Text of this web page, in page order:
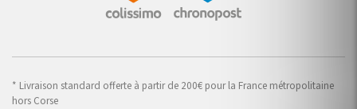
* Livraison standard offerte à partir de 200€ pour la France métropolitaine
hors Corse